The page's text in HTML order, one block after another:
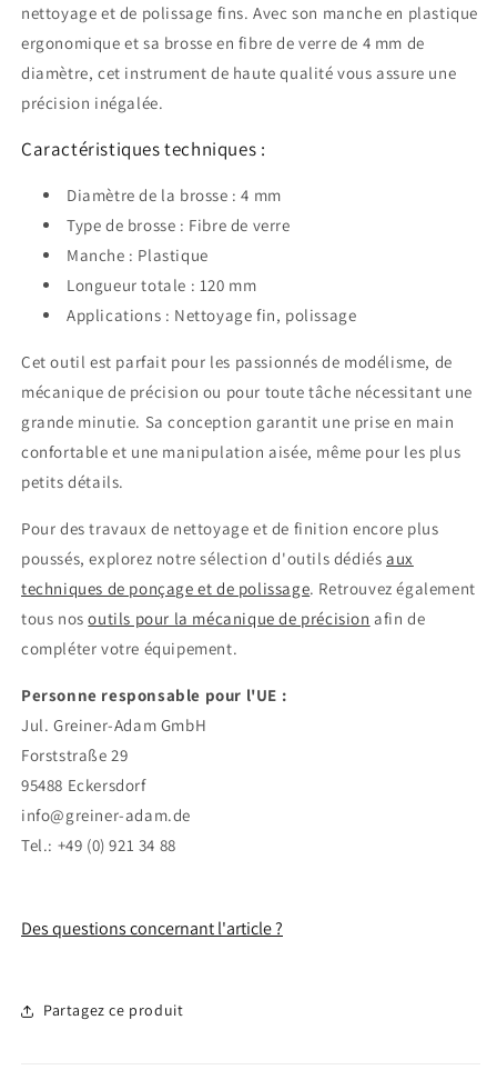
nettoyage et de polissage fins. Avec son manche en plastique
ergonomique et sa brosse en fibre de verre de 4 mm de
diamètre, cet instrument de haute qualité vous assure une
précision inégalée.
Caractéristiques techniques :
Diamètre de la brosse : 4 mm
Type de brosse : Fibre de verre
Manche : Plastique
Longueur totale : 120 mm
Applications : Nettoyage fin, polissage
Cet outil est parfait pour les passionnés de modélisme, de
mécanique de précision ou pour toute tâche nécessitant une
grande minutie. Sa conception garantit une prise en main
confortable et une manipulation aisée, même pour les plus
petits détails.
Pour des travaux de nettoyage et de finition encore plus
poussés, explorez notre sélection d'outils dédiésaux
techniques de ponçage et de polissage. Retrouvez également
tous nosoutils pour la mécanique de précision afin de
compléter votre équipement.
Personne responsable pour l'UE :
Jul. Greiner-Adam GmbH
Forststraße 29
95488 Eckersdorf
info@greiner-adam.de
Tel.: +49 (0) 921 34 88
Des questions concernant l'article ?
Partagez ce produit